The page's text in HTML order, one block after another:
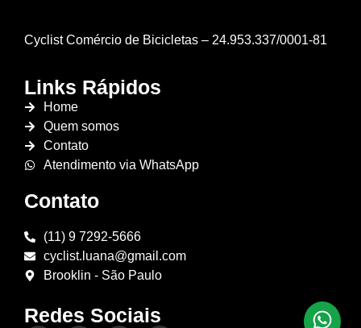
Cyclist Comércio de Bicicletas – 24.953.337/0001-81
Links Rápidos
Home
Quem somos
Contato
Atendimento via WhatsApp
Contato
(11) 9 7292-5666
cyclist.luana@gmail.com
Brooklin - São Paulo
Redes Sociais